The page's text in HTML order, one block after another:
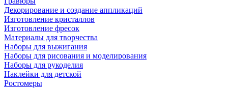
Декорирование и создание аппликаций
Изготовление кристаллов
Изготовление фресок
Материалы для творчества
Наборы для выжигания
Наборы для рисования и моделирования
Наборы для рукоделия
Наклейки для детской
Ростомеры